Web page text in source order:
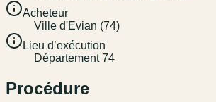
Acheteur
Ville d'Evian (74)
Lieu d’exécution
Département 74
Procédure